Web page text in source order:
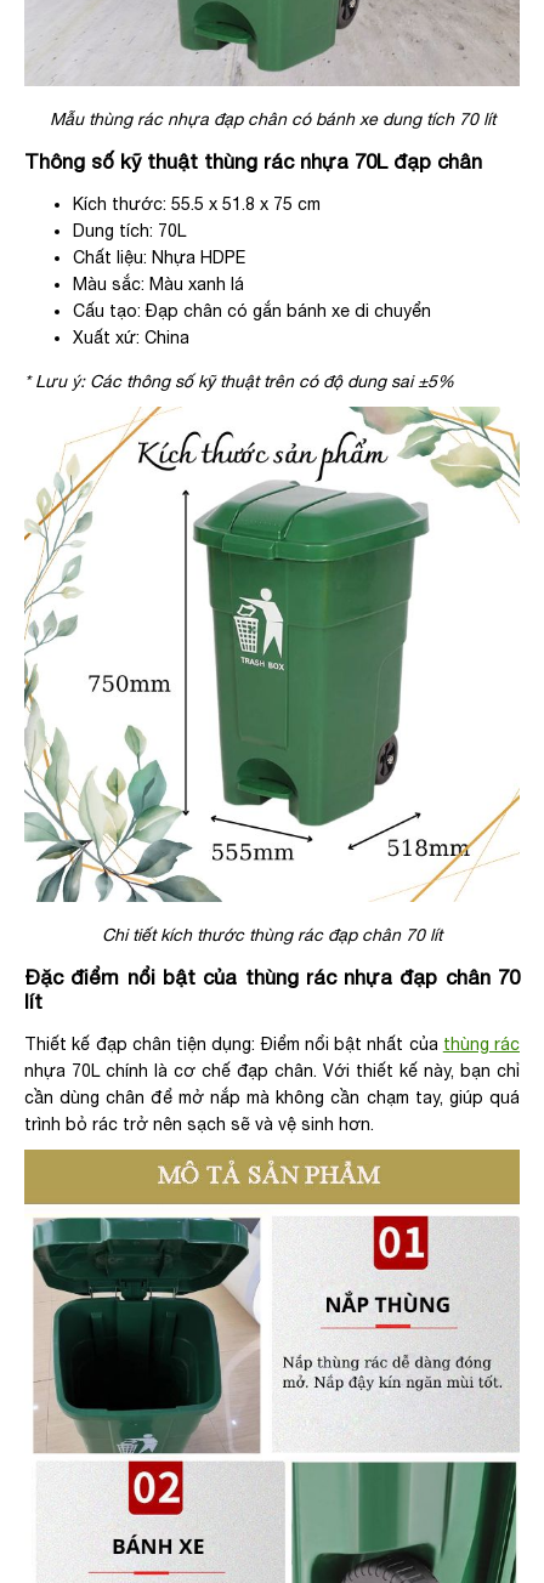
Mẫu thùng rác nhựa đạp chân có bánh xe dung tích 70 lít
Thông số kỹ thuật thùng rác nhựa 70L đạp chân
Kích thước: 55.5 x 51.8 x 75 cm
Dung tích: 70L
Chất liệu: Nhựa HDPE
Màu sắc: Màu xanh lá
Cấu tạo: Đạp chân có gắn bánh xe di chuyển
Xuất xứ: China
* Lưu ý: Các thông số kỹ thuật trên có độ dung sai ±5%
Chi tiết kích thước thùng rác đạp chân 70 lít
Đặc điểm nổi bật của thùng rác nhựa đạp chân 70
lít
Thiết kế đạp chân tiện dụng: Điểm nổi bật nhất của thùng rác
nhựa 70L chính là cơ chế đạp chân. Với thiết kế này, bạn chỉ
cần dùng chân để mở nắp mà không cần chạm tay, giúp quá
trình bỏ rác trở nên sạch sẽ và vệ sinh hơn.